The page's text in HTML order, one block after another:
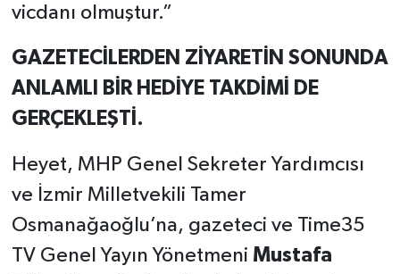
vicdanı olmuştur.”
GAZETECİLERDEN ZİYARETİN SONUNDA
ANLAMLI BİR HEDİYE TAKDİMİ DE
GERÇEKLEŞTİ.
Heyet, MHP Genel Sekreter Yardımcısı
ve İzmir Milletvekili Tamer
Osmanağaoğlu’na, gazeteci ve Time35
TV Genel Yayın Yönetmeni Mustafa